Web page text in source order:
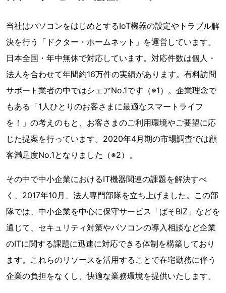
当社はパソコンをはじめとするIoT機器の設定やトラブル解
決を行う「ドクター・ホームネット」を運営しています。
日本全国・年中無休で対応しています。対応件数は個人・
法人を合わせて年間約16万件の実績があります。有料訪問
サポート業者の中ではシェアNo.1です（※1）。企業理念で
もある「1人ひとりのお客さまに最適なスマートライフ
を！」の考えのもと、お客さまのご利用環境やご要望に応
じた提案を行っています。2020年4月期の市場調査では顧
客満足度No.1となりました（※2）。
その中で中小企業におけるIT機器関連の課題を解決すべ
く、2017年10月、法人専門部隊を⽴ち上げました。この部
隊では、中小企業を中心に保守サービス「ぱそBIZ」などを
通じて、セキュリティ対策やパソコンの導入相談など企業
のITに関する課題に迅速に対応できる体制を構築しており
ます。これらのリソースを活用することで在宅勤務に伴う
企業の負担をなくし、快適な業務環境を提供いたします。